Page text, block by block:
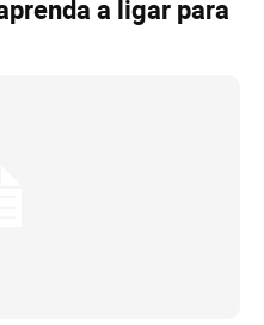
a ligar para